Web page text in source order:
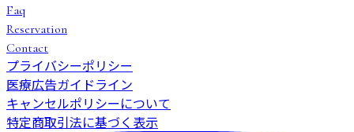
Faq
Reservation
Contact
プライバシーポリシー
医療広告ガイドライン
キャンセルポリシーについて
特定商取引法に基づく表示